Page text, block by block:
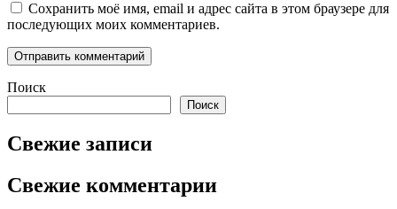
Сохранить моё имя, email и адрес сайта в этом браузере для
последующих моих комментариев.
Поиск
Поиск
Свежие записи
Свежие комментарии